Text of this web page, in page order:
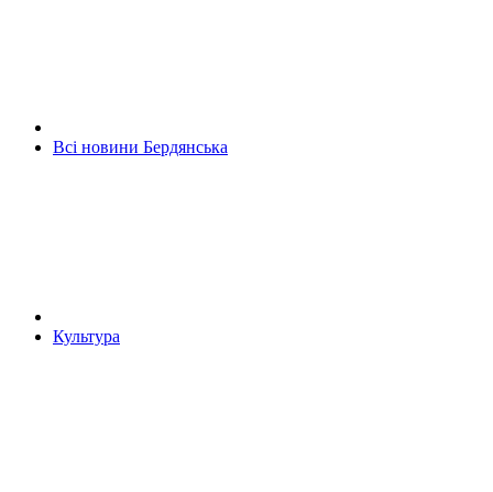
Всі новини Бердянська
Культура